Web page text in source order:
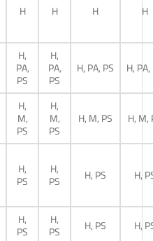
H H H H
H,
PA,
PS
H,
PA,
PS
H, PA, PS H,
H,
M,
PS
H,
M,
PS
H, M, PS H, M,
H,
PS
H,
PS
H, PS H,
H,
PS
H,
PS
H, PS H,